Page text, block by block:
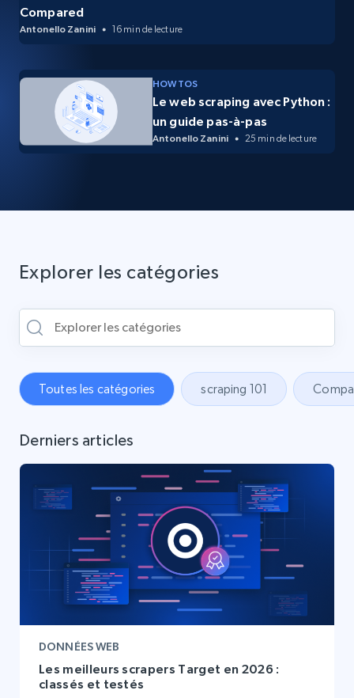
Compared
Antonello Zanini 16 min de lecture
HOW TOS
Le web scraping avec Python :
un guide pas-à-pas
Antonello Zanini 25 min de lecture
Explorer les catégories
Toutes les catégories scraping 101
Derniers articles
DONNÉES WEB
Les meilleurs scrapers Target en 2026 :
classés et testés